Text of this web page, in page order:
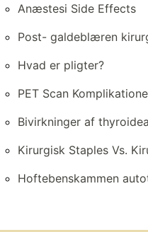
Anæstesi Side Effects
Post- galdeblæren
Hvad er pligter?
PET Scan
Bivirkninger af
Kirurgisk Staples Vs.
Hoftebenskammen